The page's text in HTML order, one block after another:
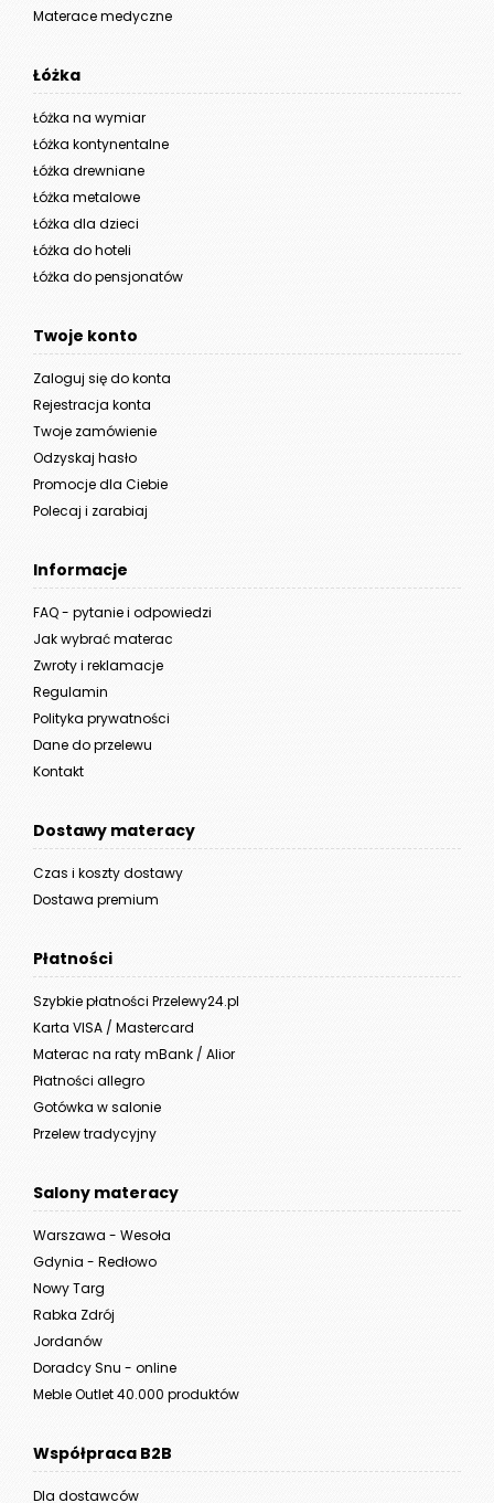
Materace medyczne
Łóżka
Łóżka na wymiar
Łóżka kontynentalne
Łóżka drewniane
Łóżka metalowe
Łóżka dla dzieci
Łóżka do hoteli
Łóżka do pensjonatów
Twoje konto
Zaloguj się do konta
Rejestracja konta
Twoje zamówienie
Odzyskaj hasło
Promocje dla Ciebie
Polecaj i zarabiaj
Informacje
FAQ - pytanie i odpowiedzi
Jak wybrać materac
Zwroty i reklamacje
Regulamin
Polityka prywatności
Dane do przelewu
Kontakt
Dostawy materacy
Czas i koszty dostawy
Dostawa premium
Płatności
Szybkie płatności Przelewy24.pl
Karta VISA / Mastercard
Materac na raty mBank / Alior
Płatności allegro
Gotówka w salonie
Przelew tradycyjny
Salony materacy
Warszawa - Wesoła
Gdynia - Redłowo
Nowy Targ
Rabka Zdrój
Jordanów
Doradcy Snu - online
Meble Outlet 40.000 produktów
Współpraca B2B
Dla dostawców